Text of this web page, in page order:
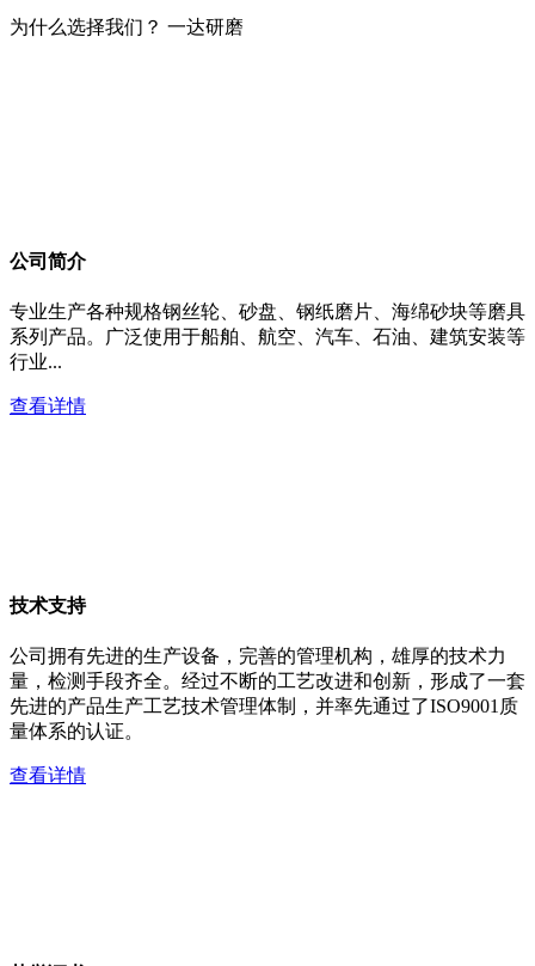
为什么选择我们？ 一达研磨
公司简介
专业生产各种规格钢丝轮、砂盘、钢纸磨片、海绵砂块等磨具
系列产品。广泛使用于船舶、航空、汽车、石油、建筑安装等
行业...
查看详情
技术支持
公司拥有先进的生产设备，完善的管理机构，雄厚的技术力
量，检测手段齐全。经过不断的工艺改进和创新，形成了一套
先进的产品生产工艺技术管理体制，并率先通过了ISO9001质
量体系的认证。
查看详情